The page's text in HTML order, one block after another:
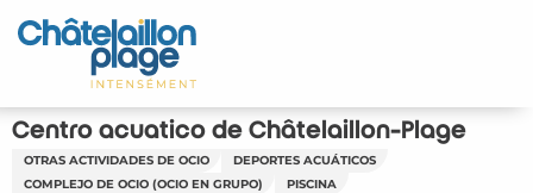
Aller
au
principal
Inicio – ES
Descubra
Actividades
Centro acuático de Châtelaillon-Plage
OTRAS ACTIVIDADES DE OCIO
DEPORTES ACUÁTICOS
COMPLEJO DE OCIO (OCIO EN GRUPO)
PISCINA